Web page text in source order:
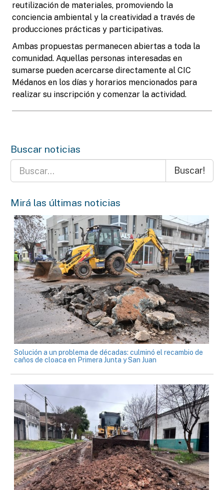
reutilización de materiales, promoviendo la
conciencia ambiental y la creatividad a través de
producciones prácticas y participativas.
Ambas propuestas permanecen abiertas a toda la
comunidad. Aquellas personas interesadas en
sumarse pueden acercarse directamente al CIC
Médanos en los días y horarios mencionados para
realizar su inscripción y comenzar la actividad.
Buscar noticias
Buscar!
Mirá las últimas noticias
Solución a un problema de décadas: culminó el recambio de
caños de cloaca en Primera Junta y San Juan